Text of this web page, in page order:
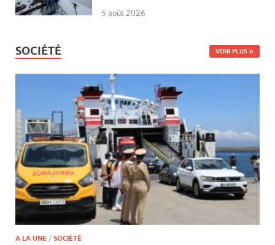
5 août 2026
SOCIÉTÉ VOIR PLUS
A LA UNE / SOCIÉTÉ